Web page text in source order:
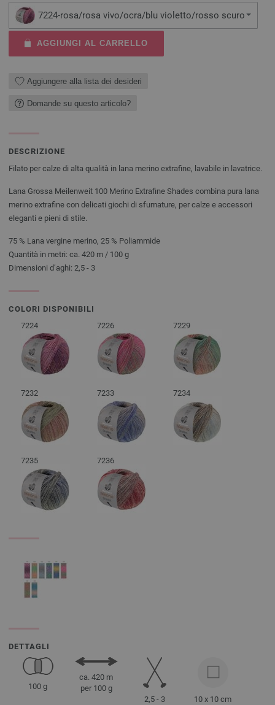
7224-rosa/rosa vivo/ocra/blu violetto/rosso scuro
AGGIUNGI AL CARRELLO
Aggiungere alla lista dei desideri
Domande su questo articolo?
DESCRIZIONE
Filato per calze di alta qualità in lana merino extrafine, lavabile in lavatrice.
Lana Grossa Meilenweit 100 Merino Extrafine Shades combina pura lana
merino extrafine con delicati giochi di sfumature, per calze e accessori
eleganti e pieni di stile.
75 % Lana vergine merino, 25 % Poliammide
Quantità in metri: ca. 420 m / 100 g
Dimensioni d’aghi: 2,5 - 3
COLORI DISPONIBILI
7224
7226 7229
7232 7233 7234
7235 7236
DETTAGLI
100 g
ca. 420 m
per 100 g
2,5 - 3
10 x 10 cm